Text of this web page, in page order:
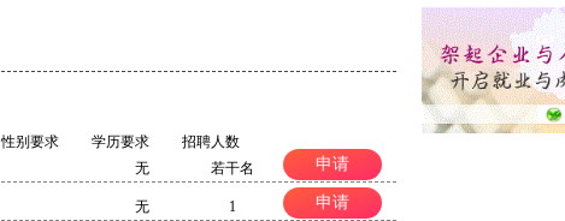
性别要求 学历要求
招聘人数
无 若干名 申请
无 1 申请